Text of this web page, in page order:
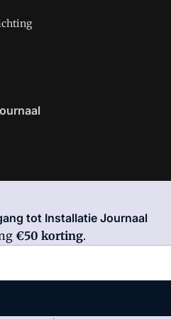
onderdeel van VMN media. Lees in
en Cookie beleid
tot Installatie Journaal
€50 korting.